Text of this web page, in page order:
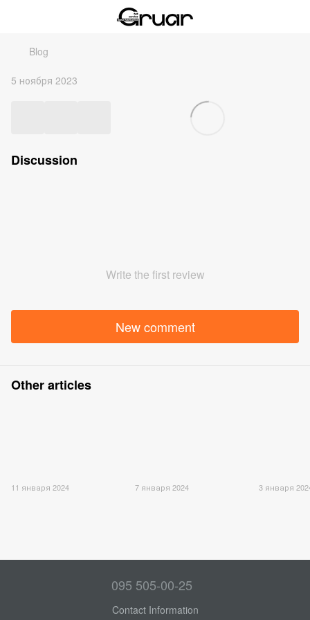
Blog
5 ноября 2023
Discussion
Write the first review
New comment
Other articles
11 января 2024 7 января 2024 3 января
095 505-00-25
Contact Information